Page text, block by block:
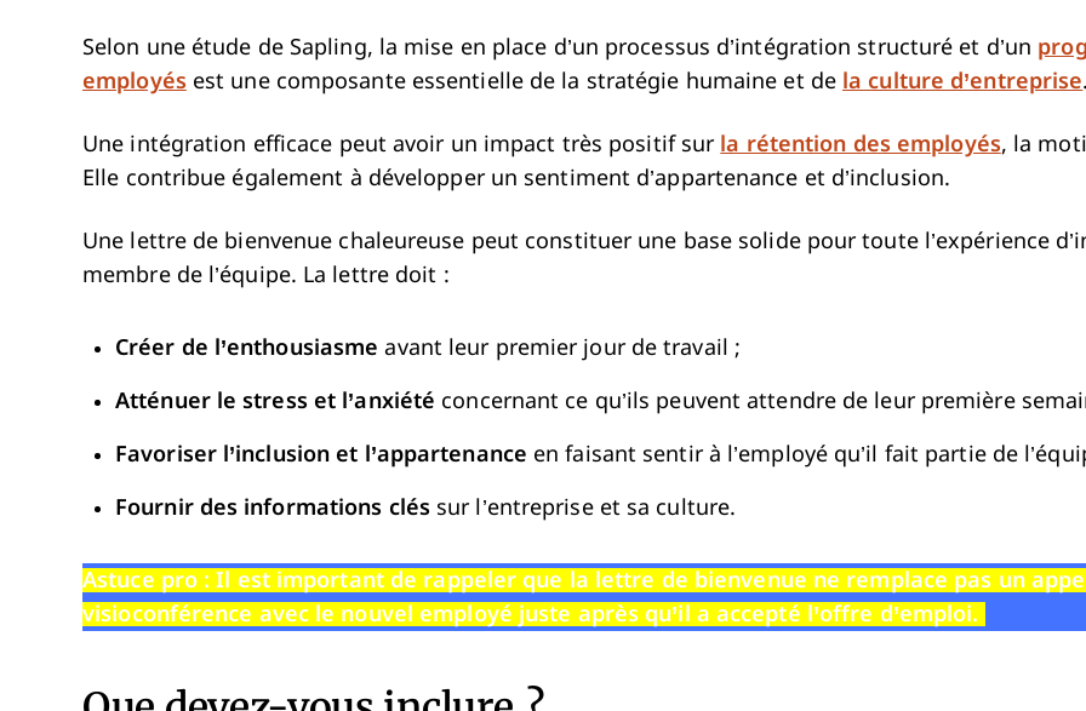
Selon une étude de Sapling, la mise en place d’un processus d’intégration structuré et d’un
employés est une composante essentielle de la stratégie humaine et de la culture d’entreprise.
Une intégration efficace peut avoir un impact très positif sur la rétention des employés, la
Elle contribue également à développer un sentiment d’appartenance et d’inclusion.
Une lettre de bienvenue chaleureuse peut constituer une base solide pour toute l’expérience
membre de l’équipe. La lettre doit :
Créer de l’enthousiasme avant leur premier jour de travail ;
Atténuer le stress et l’anxiété concernant ce qu’ils peuvent attendre de leur première
Favoriser l’inclusion et l’appartenance en faisant sentir à l’employé qu’il fait partie de
Fournir des informations clés sur l’entreprise et sa culture.
Astuce pro : Il est important de rappeler que la lettre de bienvenue ne remplace pas un
visioconférence avec le nouvel employé juste après qu’il a accepté l’offre d’emploi.